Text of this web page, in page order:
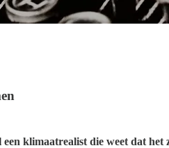
een klimaatrealist die weet dat